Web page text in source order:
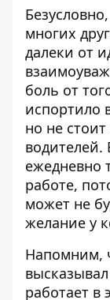
многих
далеки от
боль от
испортило
но не
ежедневно
работе,
может не
желание у
Напомним,
работает в